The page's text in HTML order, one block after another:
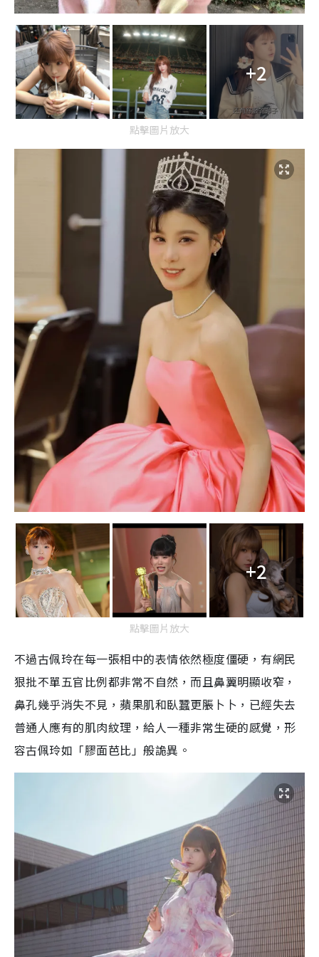
+2
點擊圖片放大
+2
點擊圖片放大
不過古佩玲在每一張相中的表情依然極度僵硬，有網民
狠批不單五官比例都非常不自然，而且鼻翼明顯收窄，
鼻孔幾乎消失不見，蘋果肌和臥蠶更脹卜卜，已經失去
普通人應有的肌肉紋理，給人一種非常生硬的感覺，形
容古佩玲如「膠面芭比」般詭異。